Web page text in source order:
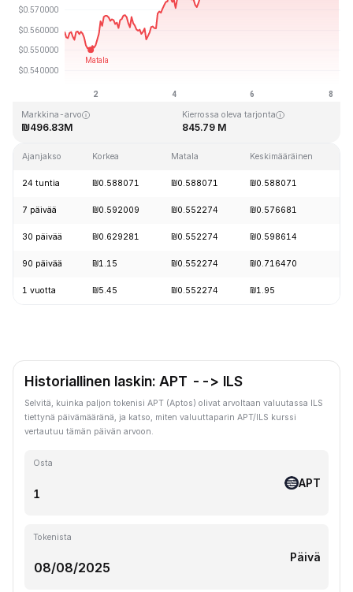
Viimeksi päivitetty: 2026-08-08 klo 04:26 GMT+0
Markkina-arvo
₪496.83M
Kierrossa oleva tarjonta
845.79 M
Ajanjakso Korkea Matala Keskimääräinen
24 tuntia ₪0.588071 ₪0.588071 ₪0.588071
7 päivää ₪0.592009 ₪0.552274 ₪0.576681
30 päivää ₪0.629281 ₪0.552274 ₪0.598614
90 päivää ₪1.15 ₪0.552274 ₪0.716470
1 vuotta ₪5.45 ₪0.552274 ₪1.95
Historiallinen laskin: APT --> ILS
Selvitä, kuinka paljon tokenisi APT (Aptos) olivat arvoltaan valuutassa ILS
tiettynä päivämääränä, ja katso, miten valuuttaparin APT/ILS kurssi
vertautuu tämän päivän arvoon.
Osta
APT
Tokenista
Päivä